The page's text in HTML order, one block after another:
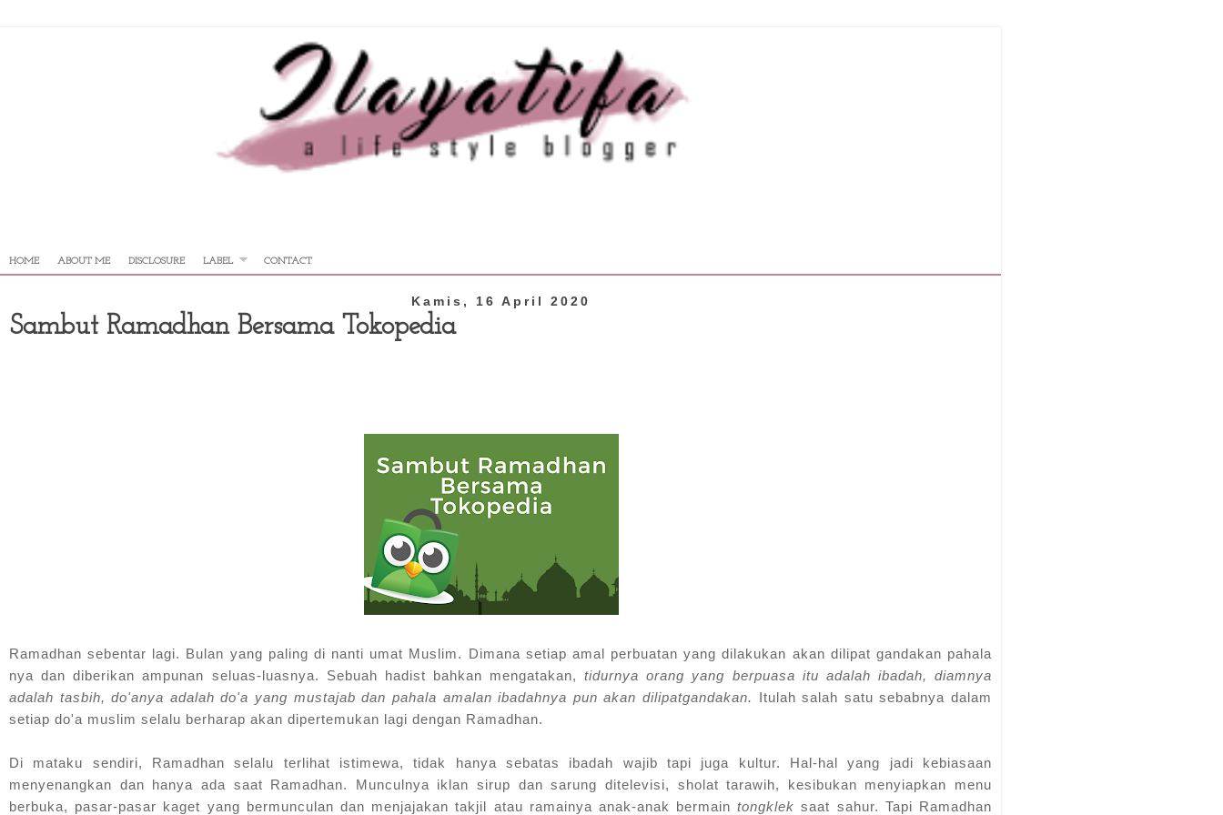
HOME ABOUT ME DISCLOSURE LABEL CONTACT
Kamis, 16 April 2020
Sambut Ramadhan Bersama Tokopedia
Ramadhan sebentar lagi. Bulan yang paling di nanti umat Muslim. Dimana setiap amal perbuatan yang dilakukan akan dilipat gandakan pahala
nya dan diberikan ampunan seluas-luasnya. Sebuah hadist bahkan mengatakan, tidurnya orang yang berpuasa itu adalah ibadah, diamnya
adalah tasbih, do'anya adalah do'a yang mustajab dan pahala amalan ibadahnya pun akan dilipatgandakan. Itulah salah satu sebabnya dalam
setiap do'a muslim selalu berharap akan dipertemukan lagi dengan Ramadhan.
Di mataku sendiri, Ramadhan selalu terlihat istimewa, tidak hanya sebatas ibadah wajib tapi juga kultur. Hal-hal yang jadi kebiasaan
menyenangkan dan hanya ada saat Ramadhan. Munculnya iklan sirup dan sarung ditelevisi, sholat tarawih, kesibukan menyiapkan menu
berbuka, pasar-pasar kaget yang bermunculan dan menjajakan takjil atau ramainya anak-anak bermaintongkleksaat sahur. Tapi Ramadhan